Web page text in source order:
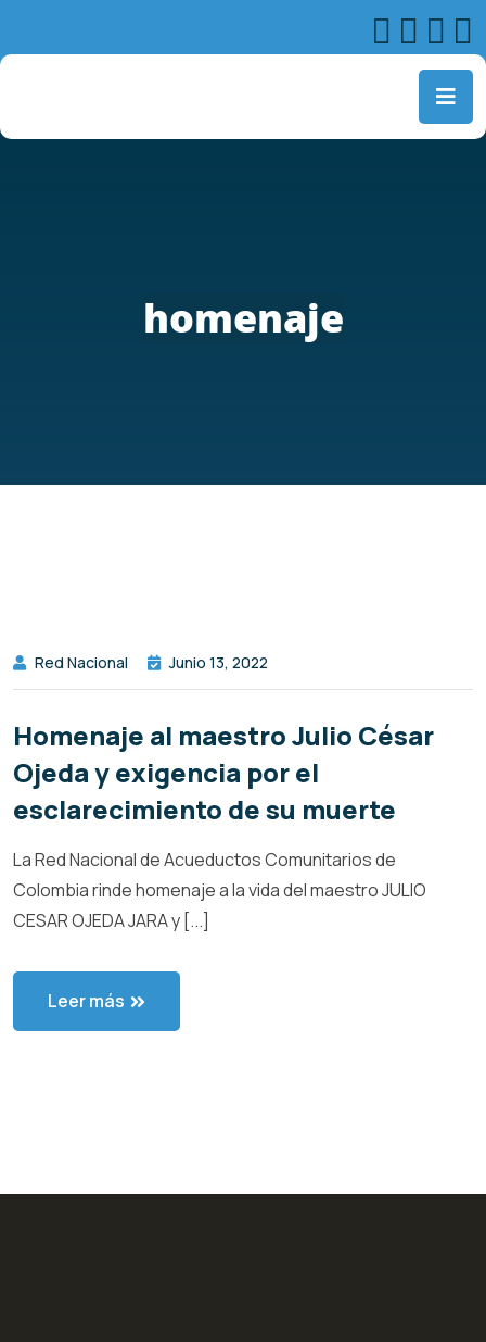
homenaje
Red Nacional Junio 13, 2022
Homenaje al maestro Julio César
Ojeda y exigencia por el
esclarecimiento de su muerte
La Red Nacional de Acueductos Comunitarios de
Colombia rinde homenaje a la vida del maestro JULIO
CESAR OJEDA JARA y [...]
Leer más